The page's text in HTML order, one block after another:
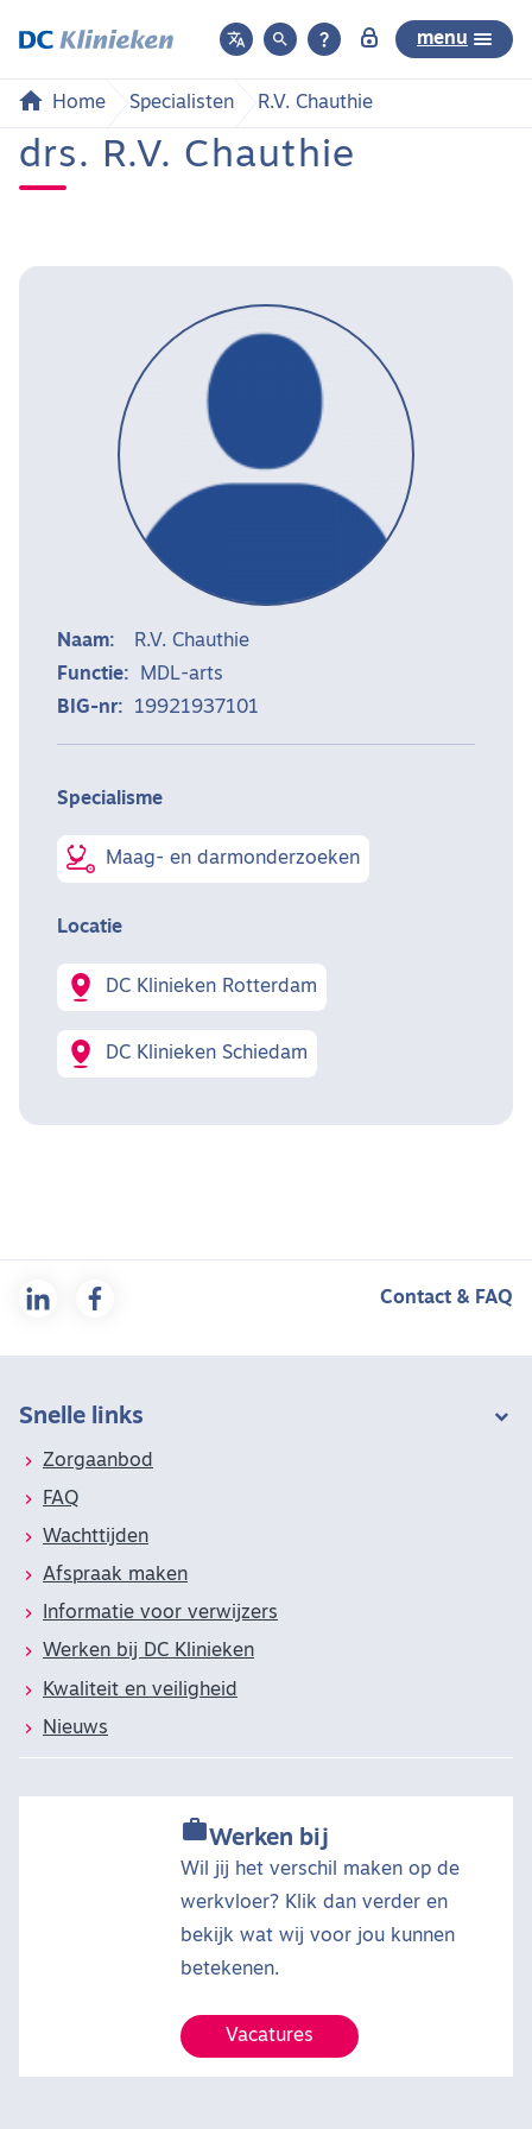
   menu
Home Specialisten R.V. Chauthie
drs. R.V. Chauthie
Naam:
R.V. Chauthie
Functie:
MDL-arts
BIG-nr:
19921937101
Specialisme
Maag- en darmonderzoeken
Locatie
DC Klinieken Rotterdam
DC Klinieken Schiedam
Contact & FAQ
Snelle links
Zorgaanbod
FAQ
Wachttijden
Afspraak maken
Informatie voor verwijzers
Werken bij DC Klinieken
Kwaliteit en veiligheid
Nieuws
Werken bij
Wil jij het verschil maken op de
werkvloer? Klik dan verder en
bekijk wat wij voor jou kunnen
betekenen.
Vacatures